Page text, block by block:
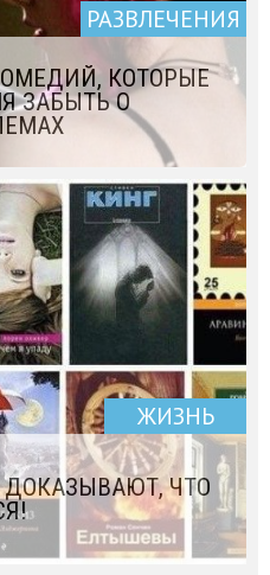
РАЗВЛЕЧЕНИЯ
КОТОРЫЕ
ЗАБЫТЬ О
ЖИЗНЬ
ДОКАЗЫВАЮТ, ЧТО